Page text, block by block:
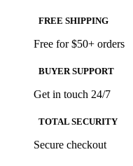
FREE SHIPPING
Free for $50+ orders
BUYER SUPPORT
Get in touch 24/7
TOTAL SECURITY
Secure checkout